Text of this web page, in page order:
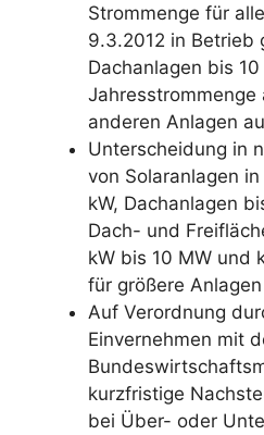
Strommenge für
9.3.2012 in Betrieb
Dachanlagen bis
Jahresstrommenge
anderen Anlagen
Unterscheidung in
von Solaranlagen
kW, Dachanlagen
Dach- und
kW bis 10 MW und
für größere Anlagen
Auf Verordnung
Einvernehmen mit
kurzfristige
bei Über- oder